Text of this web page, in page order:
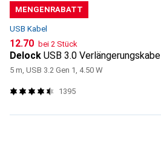
MENGENRABATT
USB Kabel
CHF
12.70 bei 2 Stück
Delock USB 3.0 Verlängerungskabel
5 m, USB 3.2 Gen 1, 4.50 W
1395